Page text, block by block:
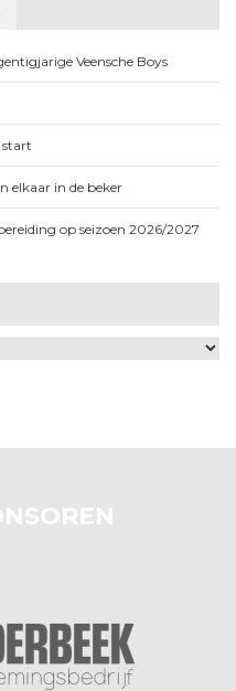
Veensche Boys
start
elkaar in de beker
op seizoen 2026/2027